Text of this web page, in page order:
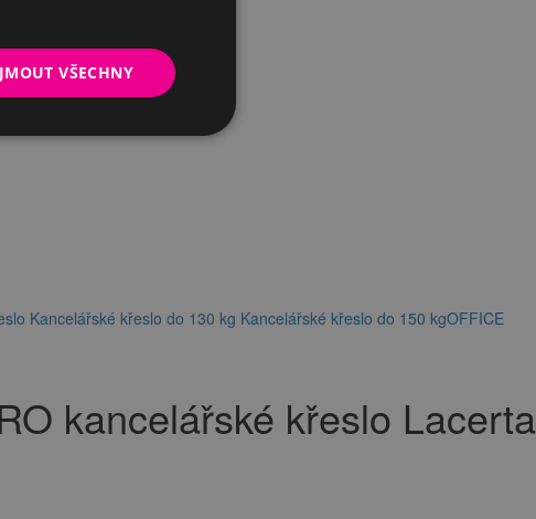
Kancelářské křeslo do 130 kg Kancelářské křeslo do 150 kgOFFICE
kancelářské křeslo Lacerta
VŠECHNY